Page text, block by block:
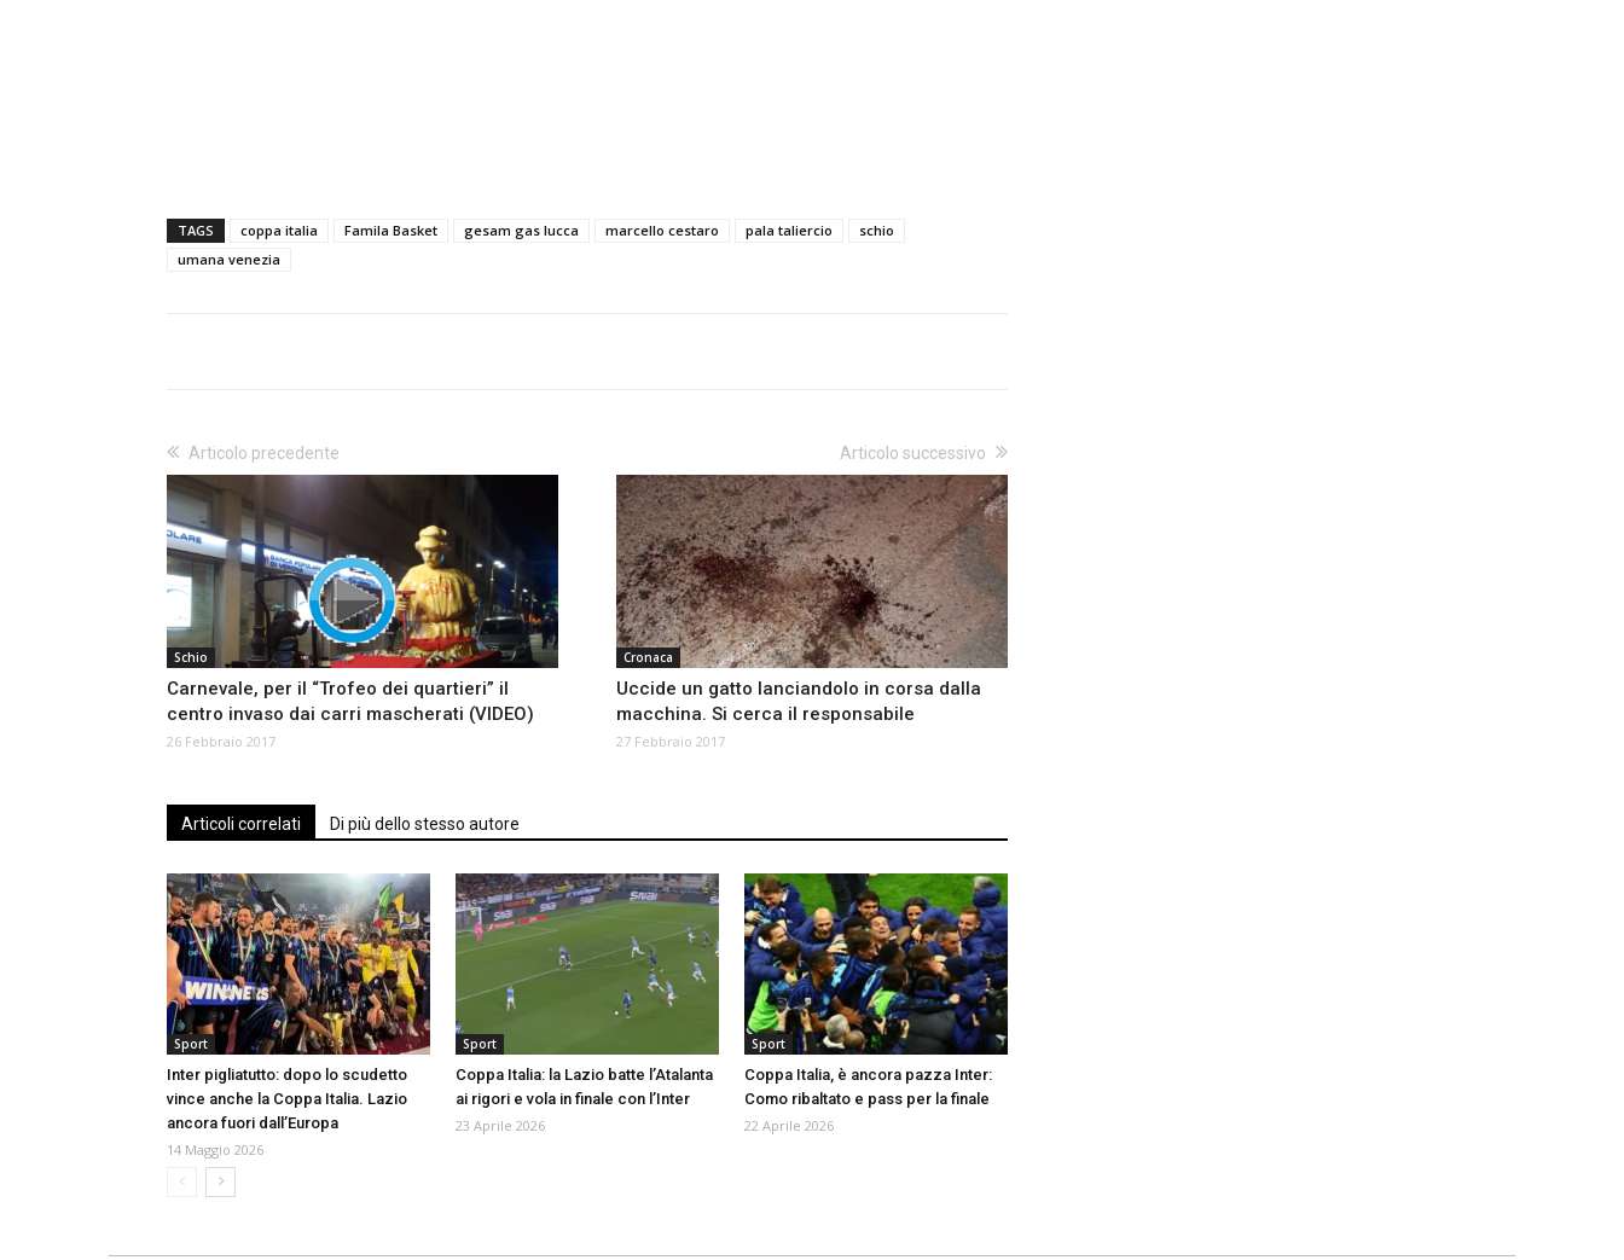
TAGS coppa italia Famila Basket gesam gas lucca marcello cestaro pala taliercio
schio
umana venezia
Articolo precedente
Schio
Carnevale, per il “Trofeo dei quartieri” il
centro invaso dai carri mascherati (VIDEO)
26 Febbraio 2017
Articolo successivo
Cronaca
Uccide un gatto lanciandolo in corsa dalla
macchina. Si cerca il responsabile
27 Febbraio 2017
Articoli correlati Di più dello stesso autore
Sport
Inter pigliatutto: dopo lo scudetto
vince anche la Coppa Italia. Lazio
ancora fuori dall’Europa
14 Maggio 2026
Sport
Coppa Italia: la Lazio batte l’Atalanta
ai rigori e vola in finale con l’Inter
23 Aprile 2026
Sport
Coppa Italia, è ancora pazza Inter:
Como ribaltato e pass per la finale
22 Aprile 2026